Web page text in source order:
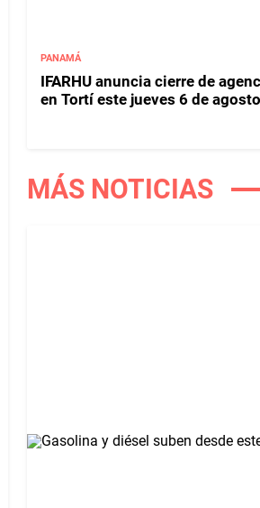
PANAMÁ
IFARHU anuncia cierre de
en Tortí este jueves 6 de agosto
MÁS NOTICIAS